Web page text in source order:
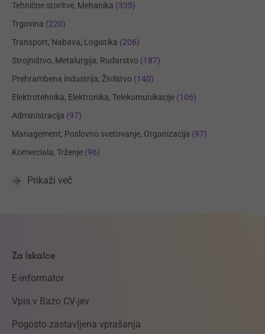
Tehnične storitve, Mehanika (335)
Trgovina (220)
Transport, Nabava, Logistika (206)
Strojništvo, Metalurgija, Rudarstvo (187)
Prehrambena industrija, Živilstvo (140)
Elektrotehnika, Elektronika, Telekomunikacije (106)
Administracija (97)
Management, Poslovno svetovanje, Organizacija (97)
Komerciala, Trženje (96)
Prikaži več
Za iskalce
E-informator
Vpis v Bazo CV-jev
Pogosto zastavljena vprašanja